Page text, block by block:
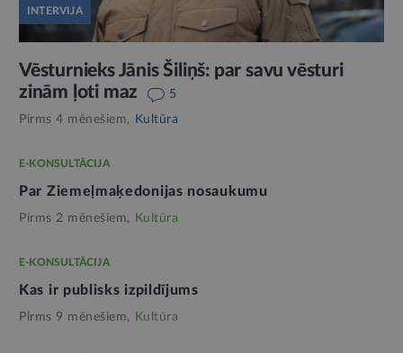
INTERVIJA
Vēsturnieks Jānis Šiliņš: par savu vēsturi
zinām ļoti maz
5
Pirms 4 mēnešiem,
Kultūra
E-KONSULTĀCIJA
Par Ziemeļmaķedonijas nosaukumu
Pirms 2 mēnešiem, Kultūra
E-KONSULTĀCIJA
Kas ir publisks izpildījums
Pirms 9 mēnešiem, Kultūra